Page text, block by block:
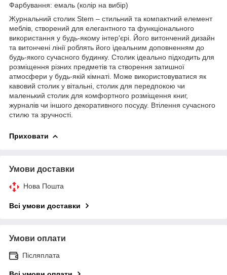
Фарбування: емаль (колір на вибір)
Журнальний столик Stem – стильний та компактний елемент
меблів, створений для елегантного та функціонального
використання у будь-якому інтер'єрі. Його витончений дизайн
та витончені лінії роблять його ідеальним доповненням до
будь-якого сучасного будинку. Столик ідеально підходить для
розміщення різних предметів та створення затишної
атмосфери у будь-якій кімнаті. Може використовуватися як
кавовий столик у вітальні, столик для передпокою чи
маленький столик для комфортного розміщення книг,
журналів чи іншого декоративного посуду. Втілення сучасного
стилю та зручності.
Приховати
Умови доставки
Нова Пошта
Всі умови доставки
Умови оплати
Післяплата